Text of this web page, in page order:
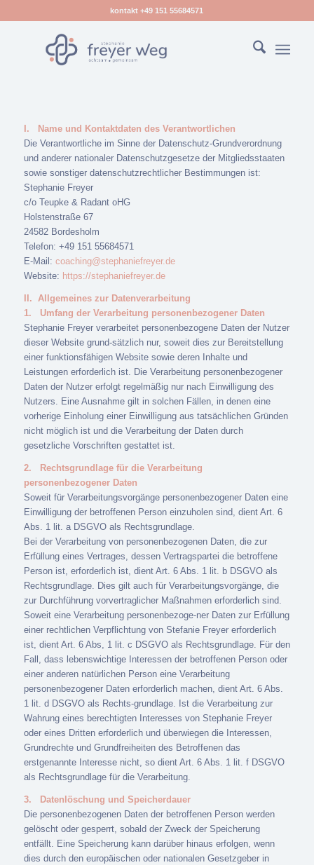
kontakt +49 151 55684571
I.
Name und Kontaktdaten des Verantwortlichen
Die Verantwortliche im Sinne der Datenschutz-Grundverordnung
und anderer nationaler Datenschutzgesetze der Mitgliedsstaaten
sowie sonstiger datenschutzrechtlicher Bestimmungen ist:
Stephanie Freyer
c/o Teupke & Radant oHG
Holstenstraße 67
24582 Bordesholm
Telefon: +49 151 55684571
E-Mail: coaching@stephaniefreyer.de
Website: https://stephaniefreyer.de
II. Allgemeines zur Datenverarbeitung
1.
Umfang der Verarbeitung personenbezogener Daten
Stephanie Freyer verarbeitet personenbezogene Daten der Nutzer
dieser Website grund-sätzlich nur, soweit dies zur Bereitstellung
einer funktionsfähigen Website sowie deren Inhalte und
Leistungen erforderlich ist. Die Verarbeitung personenbezogener
Daten der Nutzer erfolgt regelmäßig nur nach Einwilligung des
Nutzers. Eine Ausnahme gilt in solchen Fällen, in denen eine
vorherige Einholung einer Einwilligung aus tatsächlichen Gründen
nicht möglich ist und die Verarbeitung der Daten durch
gesetzliche Vorschriften gestattet ist.
2.
Rechtsgrundlage für die Verarbeitung
personenbezogener Daten
Soweit für Verarbeitungsvorgänge personenbezogener Daten eine
Einwilligung der betroffenen Person einzuholen sind, dient Art. 6
Abs. 1 lit. a DSGVO als Rechtsgrundlage.
Bei der Verarbeitung von personenbezogenen Daten, die zur
Erfüllung eines Vertrages, dessen Vertragspartei die betroffene
Person ist, erforderlich ist, dient Art. 6 Abs. 1 lit. b DSGVO als
Rechtsgrundlage. Dies gilt auch für Verarbeitungsvorgänge, die
zur Durchführung vorvertraglicher Maßnahmen erforderlich sind.
Soweit eine Verarbeitung personenbezoge-ner Daten zur Erfüllung
einer rechtlichen Verpflichtung von Stefanie Freyer erforderlich
ist, dient Art. 6 Abs, 1 lit. c DSGVO als Rechtsgrundlage. Für den
Fall, dass lebenswichtige Interessen der betroffenen Person oder
einer anderen natürlichen Person eine Verarbeitung
personenbezogener Daten erforderlich machen, dient Art. 6 Abs.
1 lit. d DSGVO als Rechts-grundlage. Ist die Verarbeitung zur
Wahrung eines berechtigten Interesses von Stephanie Freyer
oder eines Dritten erforderlich und überwiegen die Interessen,
Grundrechte und Grundfreiheiten des Betroffenen das
erstgenannte Interesse nicht, so dient Art. 6 Abs. 1 lit. f DSGVO
als Rechtsgrundlage für die Verarbeitung.
3.
Datenlöschung und Speicherdauer
Die personenbezogenen Daten der betroffenen Person werden
gelöscht oder gesperrt, sobald der Zweck der Speicherung
entfällt. Eine Speicherung kann darüber hinaus erfolgen, wenn
dies durch den europäischen oder nationalen Gesetzgeber in